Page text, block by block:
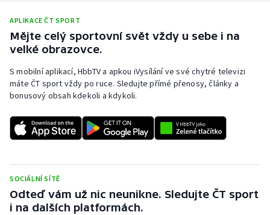
APLIKACE ČT SPORT
Mějte celý sportovní svět vždy u sebe i na
velké obrazovce.
S mobilní aplikací, HbbTV a apkou iVysílání ve své chytré televizi
máte ČT sport vždy po ruce. Sledujte přímé přenosy, články a
bonusový obsah kdekoli a kdykoli.
SOCIÁLNÍ SÍTĚ
Odteď vám už nic neunikne. Sledujte ČT sport
i na dalších platformách.